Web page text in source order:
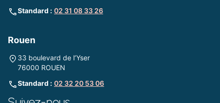
Standard : 02 31 08 33 26
Rouen
33 boulevard de l’Yser
76000 ROUEN
Standard : 02 32 20 53 06